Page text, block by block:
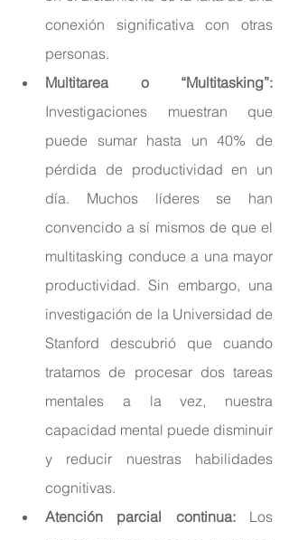
conexión significativa con otras
personas.
Multitarea o “Multitasking”:
Investigaciones muestran que
puede sumar hasta un 40% de
pérdida de productividad en un
día. Muchos líderes se han
convencido a sí mismos de que el
multitasking conduce a una mayor
productividad. Sin embargo, una
investigación de la Universidad de
Stanford descubrió que cuando
tratamos de procesar dos tareas
mentales a la vez, nuestra
capacidad mental puede disminuir
y reducir nuestras habilidades
cognitivas.
Atención parcial continua: Los